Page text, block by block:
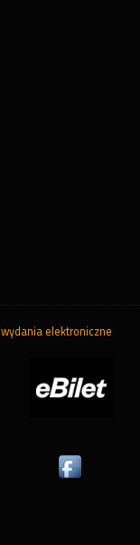
wydania elektroniczne